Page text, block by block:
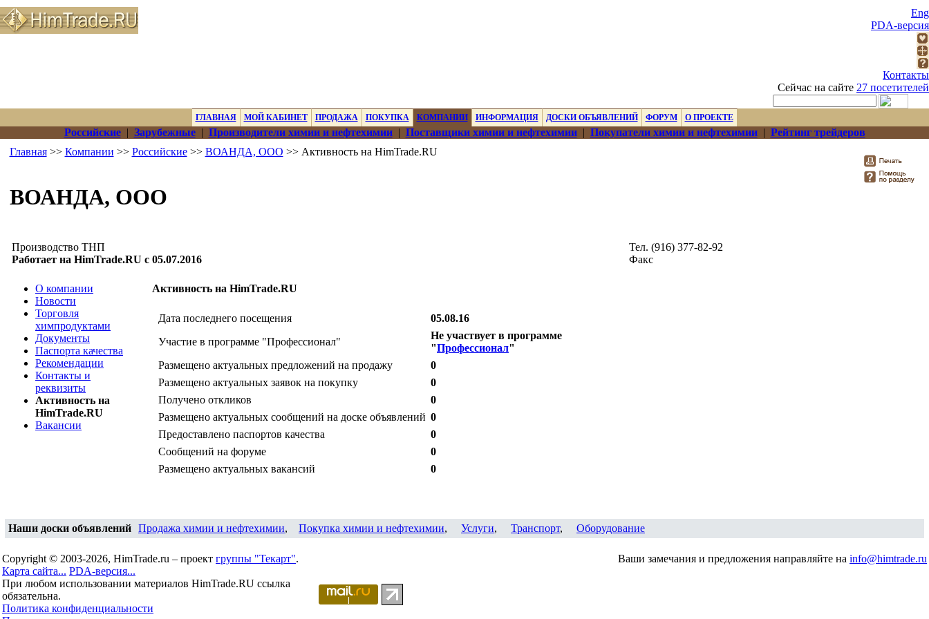
Eng
PDA-версия
Контакты
Сейчас на сайте 27 посетителей
ГЛАВНАЯ МОЙ КАБИНЕТ ПРОДАЖА ПОКУПКА КОМПАНИИ ИНФОРМАЦИЯ ДОСКИ ОБЪЯВЛЕНИЙ ФОРУМ О ПРОЕКТЕ
Российские| Зарубежные| Производители химии и нефтехимии| Поставщики химии и нефтехимии| Покупатели химии и нефтехимии| Рейтинг трейдеров
Главная>> Компании >> Российские>> ВОАНДА, ООО >> Активность на HimTrade.RU
ВОАНДА, ООО
Производство ТНП
Работает на HimTrade.RU с 05.07.2016
Тел. (916) 377-82-92
Факс
О компании
Новости
Торговля
химпродуктами
Документы
Паспорта качества
Рекомендации
Контакты и
реквизиты
Активность на
HimTrade.RU
Вакансии
Активность на HimTrade.RU
Дата последнего посещения
05.08.16
Участие в программе "Профессионал"
Не участвует в программе
"Профессионал"
Размещено актуальных предложений на продажу
0
Размещено актуальных заявок на покупку
0
Получено откликов
0
Размещено актуальных сообщений на доске объявлений 0
Предоставлено паспортов качества
0
Сообщений на форуме
0
Размещено актуальных вакансий
0
Наши доски объявлений Продажа химии и нефтехимии, Покупка химии и нефтехимии, Услуги, Транспорт, Оборудование
Copyright © 2003-2026, HimTrade.ru – проект группы "Текарт".
Карта сайта... PDA-версия...
При любом использовании материалов HimTrade.RU ссылка
обязательна.
Политика конфиденциальности
Ваши замечания и предложения направляйте на info@himtrade.ru